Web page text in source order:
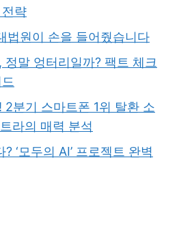
략
법원이 손을 들어줬습니다
정말 엉터리일까? 팩트 체크
2분기 스마트폰 1위 탈환 소
라의 매력 분석
? ‘모두의 AI’ 프로젝트 완벽